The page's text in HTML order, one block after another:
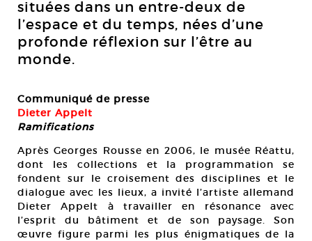
situées dans un entre-deux de
l’espace et du temps, nées d’une
profonde réflexion sur l’être au
monde.
Communiqué de presse
Dieter Appelt
Ramifications
Après Georges Rousse en 2006, le musée Réattu,
dont les collections et la programmation se
fondent sur le croisement des disciplines et le
dialogue avec les lieux, a invité l’artiste allemand
Dieter Appelt à travailler en résonance avec
l’esprit du bâtiment et de son paysage. Son
œuvre figure parmi les plus énigmatiques de la